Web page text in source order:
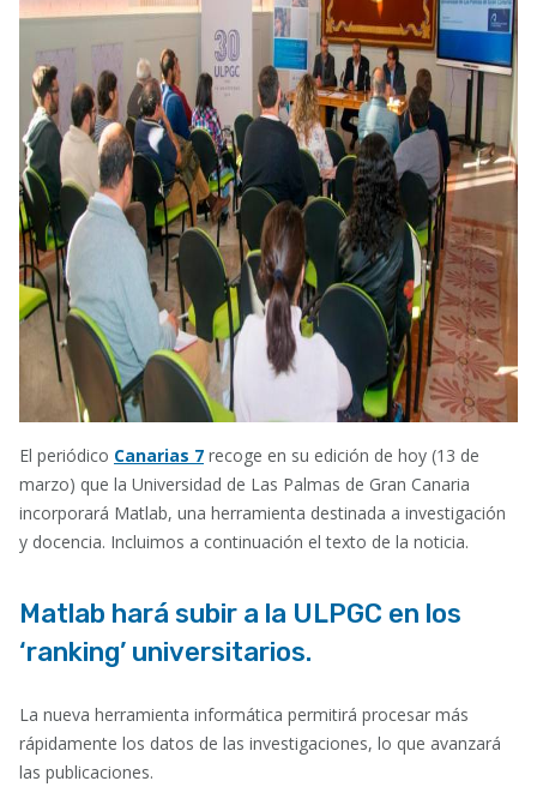
El periódico Canarias 7 recoge en su edición de hoy (13 de
marzo) que la Universidad de Las Palmas de Gran Canaria
incorporará Matlab, una herramienta destinada a investigación
y docencia. Incluimos a continuación el texto de la noticia.
Matlab hará subir a la ULPGC en los
‘ranking’ universitarios.
La nueva herramienta informática permitirá procesar más
rápidamente los datos de las investigaciones, lo que avanzará
las publicaciones.